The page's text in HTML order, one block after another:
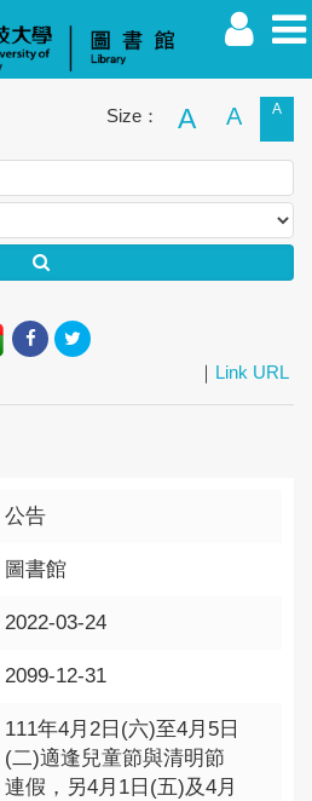
Alumnus Others Guest
Size： A A A
｜ Link URL
公告
圖書館
2022-03-24
2099-12-31
111年4月2日(六)至4月5日
(二)適逢兒童節與清明節
連假，另4月1日(五)及4月